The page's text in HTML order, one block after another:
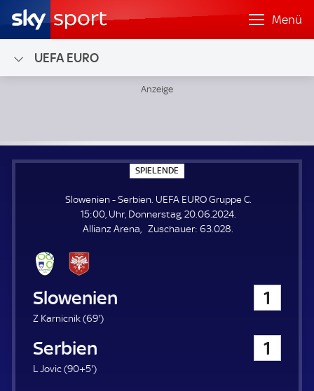
Menü
UEFA EURO
SPIELENDE
P
E
E
N
Slowenien - Serbien. UEFA EURO Gruppe C.
15:00, Uhr, Donnerstag, 20.06.2024.
Allianz Arena
Zuschauer: Z
63.028.
Slowenien 1
Z Karnicnik (69'6
)
Serbien 1
L Jovic (90+5'9
)